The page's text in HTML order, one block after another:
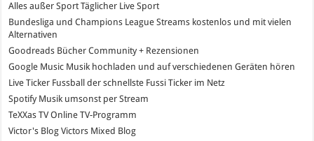
Alles außer SportTäglicher Live Sport
Bundesliga und Champions League Streams kostenlos und mit vielen
Alternativen
Goodreads Bücher Community + Rezensionen
Google Music Musik hochladen und auf verschiedenen Geräten hören
Live Ticker Fussball
der schnellste Fussi Ticker im Netz
SpotifyMusik umsonst per Stream
TeXXas TVOnline TV-Programm
Victor's Blog Victors Mixed Blog